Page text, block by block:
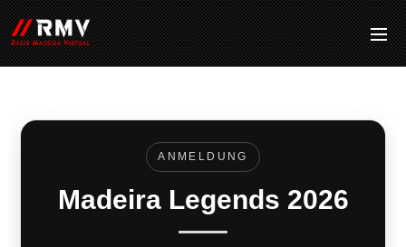
ANMELDUNG
Madeira Legends 2026